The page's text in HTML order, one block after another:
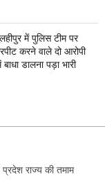
में पुलिस टीम पर
करने वाले दो आरोपी
डालना पड़ा भारी
राज्य की तमाम